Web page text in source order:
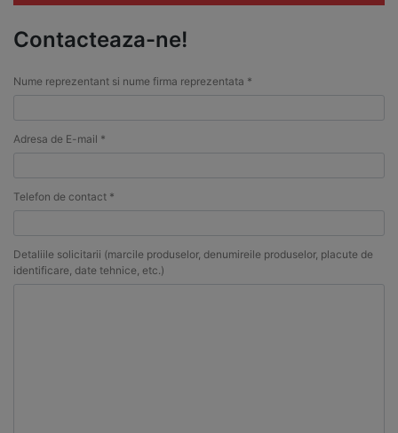
Contacteaza-ne!
Nume reprezentant si nume firma reprezentata *
Adresa de E-mail *
Telefon de contact *
Detaliile solicitarii (marcile produselor, denumireile produselor, placute de
identificare, date tehnice, etc.)